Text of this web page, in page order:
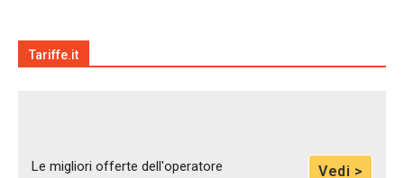
Tariffe.it
Le migliori offerte dell'operatore
Vedi >